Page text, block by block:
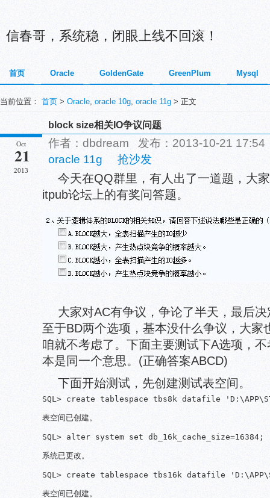
信春哥，系统稳，闭眼上线不回滚！
首页 Oracle GoldenGate GreenPlum Mysql
当前位置： 首页 > Oracle, oracle 10g, oracle 11g > 正文
block size相关IO争议问题
Oct
21
2013
作者：dbdream 发布：2013-10-21
oracle 11g
抢沙发
今天在QQ群里，有人出了一道题，大
itpub论坛上的有奖问答题。
大家对AC有争议，争论了半天，最后
至于BD两个选项，基本没什么争议，大家
咱就不考虑了。下面主要测试下A选项，
本是同一个意思。(正确答案ABCD)
下面开始测试，先创建测试表空间。
SQL> create tablespace tbs8k datafile
表空间已创建。
SQL> alter system set db_16k_cache_size=16384;
系统已更改。
SQL> create tablespace tbs16k datafile